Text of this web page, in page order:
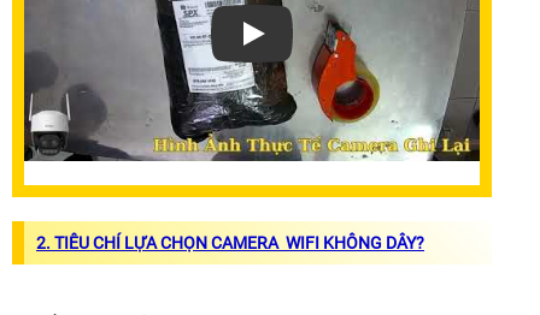
2. TIÊU CHÍ LỰA CHỌN CAMERA WIFI KHÔNG DÂY?